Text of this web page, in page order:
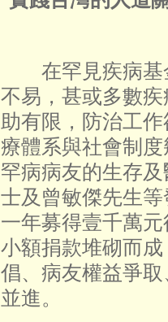
在罕見疾病基
不易，甚或多數
助有限，防治工
療體系與社會制
罕病病友的生存
士及曾敏傑先生
一年募得壹千萬
小額捐款堆砌而
倡、病友權益爭
並進。